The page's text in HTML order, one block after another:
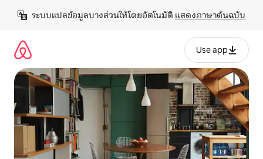
เนื้อหา
ระบบแปลข้อมูลบางส่วนให้โดยอัตโนมัติ แสดงภาษาต้นฉบับ
Use app